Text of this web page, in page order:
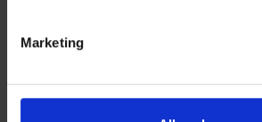
Marketing